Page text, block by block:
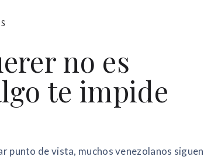
no es
te impide
punto de vista, muchos venezolanos siguen